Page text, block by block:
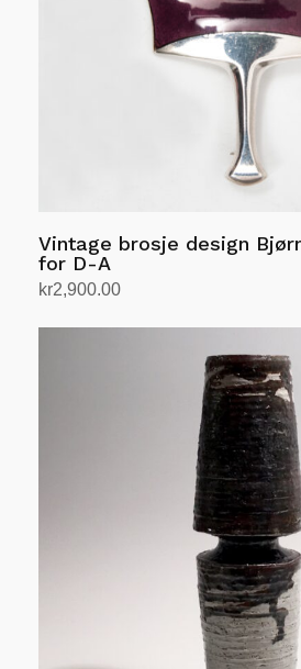
Vintage brosje design
for D-A
kr2,900.00